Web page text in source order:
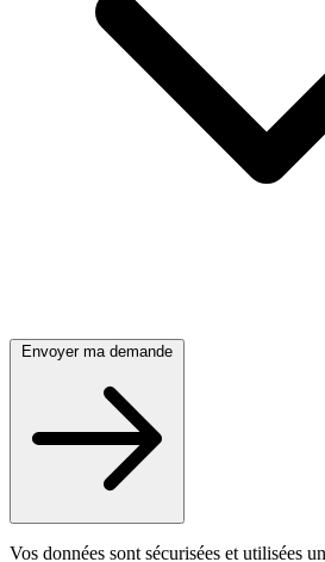
Envoyer ma demande
Vos données sont sécurisées et utilisées